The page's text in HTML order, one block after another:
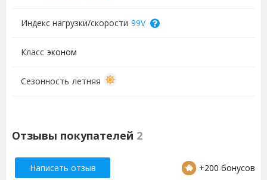
Индекс нагрузки/скорости 99V
Класс эконом
Сезонность летняя
Отзывы покупателей 2
Написать отзыв +200 бонусов